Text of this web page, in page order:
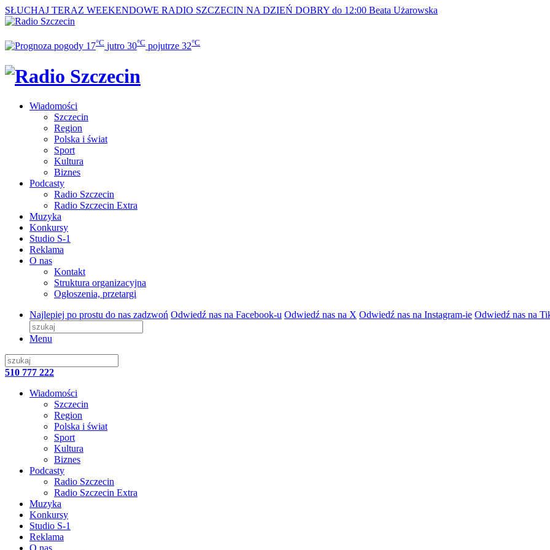
SŁUCHAJ TERAZ WEEKENDOWE RADIO SZCZECIN NA DZIEŃ DOBRY do 12:00 Beata Użarowska
17°C jutro 30°C pojutrze 32°C
Wiadomości
Szczecin
Region
Polska i świat
Sport
Kultura
Biznes
Podcasty
Radio Szczecin
Radio Szczecin Extra
Muzyka
Konkursy
Studio S-1
Reklama
O nas
Kontakt
Struktura organizacyjna
Ogłoszenia, przetargi
Najlepiej po prostu do nas zadzwoń Odwiedź nas na Facebook-u Odwiedź nas na X Odwiedź nas na Instagram-ie Odwiedź nas na
Menu
510 777 222
Wiadomości
Szczecin
Region
Polska i świat
Sport
Kultura
Biznes
Podcasty
Radio Szczecin
Radio Szczecin Extra
Muzyka
Konkursy
Studio S-1
Reklama